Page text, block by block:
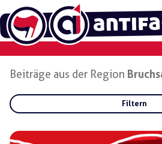
Zum
Inhalt
springen
Beiträge aus der Region
Filtern